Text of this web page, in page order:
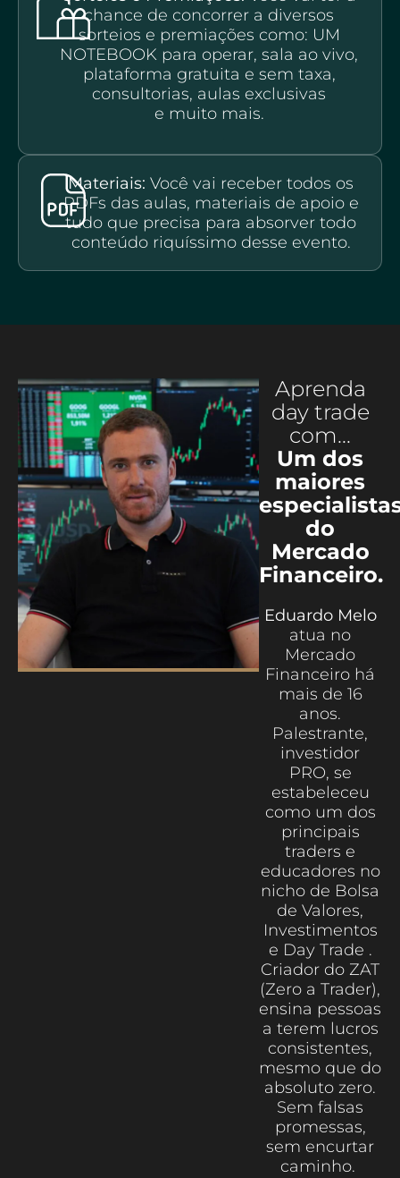
chance de concorrer a diversos
sorteios e premiações como: UM
NOTEBOOK para operar, sala ao vivo,
plataforma gratuita e sem taxa,
consultorias, aulas exclusivas
e muito mais.
Materiais: Você vai receber todos os
PDFs das aulas, materiais de apoio e
tudo que precisa para absorver todo
conteúdo riquíssimo desse evento.
Aprenda
day trade
com...
Um dos
maiores
do
Mercado
Financeiro.
Eduardo Melo
atua no
Mercado
Financeiro há
mais de 16
anos.
Palestrante,
investidor
PRO, se
estabeleceu
como um dos
principais
traders e
educadores no
nicho de Bolsa
de Valores,
Investimentos
e Day Trade .
Criador do ZAT
(Zero a Trader),
ensina pessoas
a terem lucros
consistentes,
mesmo que do
absoluto zero.
Sem falsas
promessas,
sem encurtar
caminho.